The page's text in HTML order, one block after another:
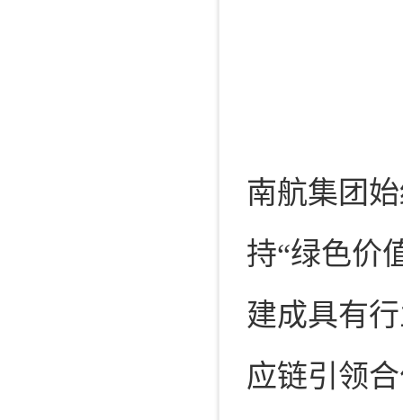
南航集团
持“绿色价
建成具有
应链引领